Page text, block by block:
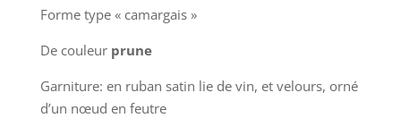
Forme type « camargais »
De couleur prune
Garniture: en ruban satin lie de vin, et velours, orné
d’un nœud en feutre